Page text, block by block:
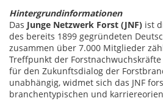
Hintergrundinformationen
Das Junge Netzwerk Forst (JNF) ist
des bereits 1899 gegründeten
zusammen über 7.000 Mitglieder
Treffpunkt der
für den Zukunftsdialog der
unabhängig, widmet sich das JNF
branchentypischen und